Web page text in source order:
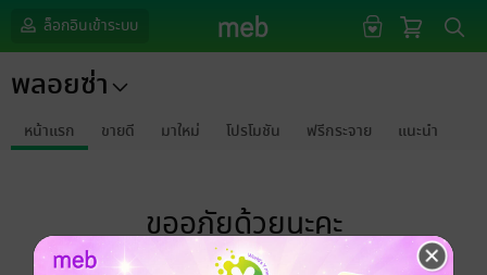
ล็อกอินเข้าระบบ
พลอยซ่า
หน้าแรก ขายดี มาใหม่ โปรโมชัน ฟรีกระจาย แนะนำ
ขออภัยด้วยนะคะ
ไม่พบข้อมูลในหัวข้อที่คุณกำลังชมค่ะ